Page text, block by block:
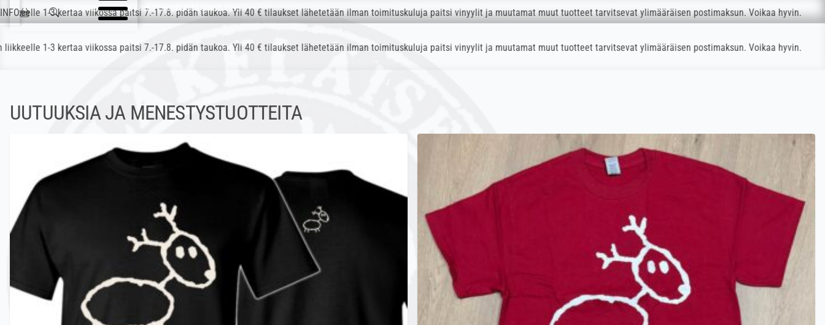
Ohita navigointi
Jokisen Valinta ORIGINAL DESIGN & FINEST PRODUCTS SINCE 1993
INFOviikossa paitsi 7.-17.8. pidän taukoa. Yli 40 € tilaukset lähetetään ilman toimituskuluja paitsi vinyylit ja muutamat muut tuotteet tarvitsevat ylimääräisen postimaksun. Voikaa hyvin.
viikossa paitsi 7.-17.8. pidän taukoa. Yli 40 € tilaukset lähetetään ilman toimituskuluja paitsi vinyylit ja muutamat muut tuotteet tarvitsevat ylimääräisen postimaksun. Voikaa hyvin.
UUTUUKSIA JA MENESTYSTUOTTEITA